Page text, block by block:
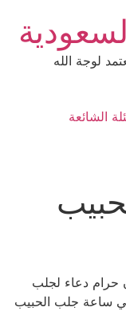
لوجة الله
الشائعة
حرام دعاء لجلب
ساعة جلب الحبيب